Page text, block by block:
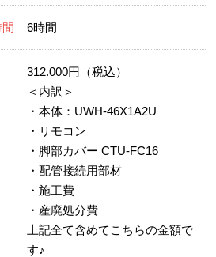
6時間
312.000円（税込）
＜内訳＞
・本体：UWH-46X1A2U
・リモコン
・脚部カバー CTU-FC16
・配管接続用部材
・施工費
・産廃処分費
上記全て含めてこちらの金額で
す♪